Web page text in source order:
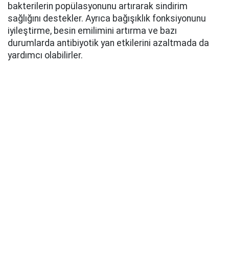
bakterilerin popülasyonunu artırarak sindirim
sağlığını destekler. Ayrıca bağışıklık fonksiyonunu
iyileştirme, besin emilimini artırma ve bazı
durumlarda antibiyotik yan etkilerini azaltmada da
yardımcı olabilirler.